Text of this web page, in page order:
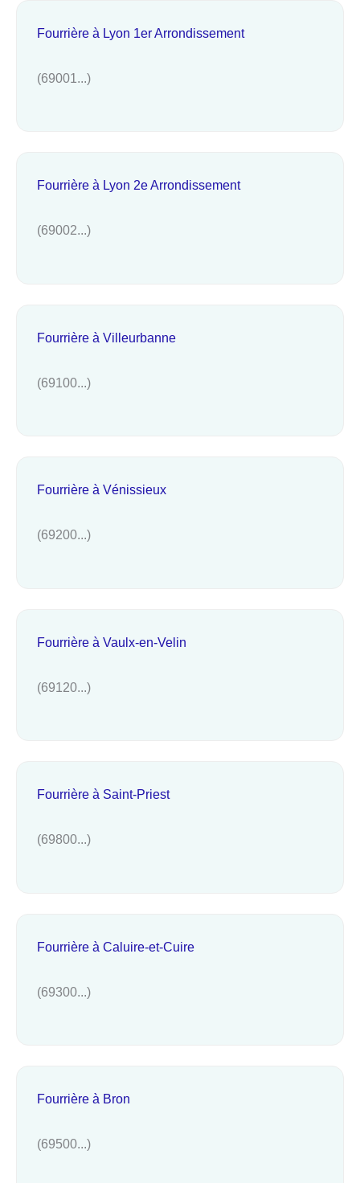
Fourrière à Lyon 1er Arrondissement
(69001...)
Fourrière à Lyon 2e Arrondissement
(69002...)
Fourrière à Villeurbanne
(69100...)
Fourrière à Vénissieux
(69200...)
Fourrière à Vaulx-en-Velin
(69120...)
Fourrière à Saint-Priest
(69800...)
Fourrière à Caluire-et-Cuire
(69300...)
Fourrière à Bron
(69500...)